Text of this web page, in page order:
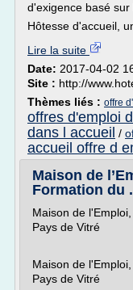
d'exigence basé sur
Hôtesse d'accueil,
Lire la suite
Date: 2017-04-02
Site : http://
Thèmes liés : offre
offres d'emploi
dans l accueil /
accueil offre d
Maison de
Formation du
Maison de
Pays de Vitré
Maison de
Pays de Vitré